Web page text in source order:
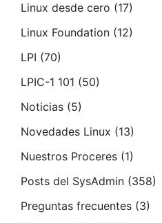
Linux desde cero (17)
Linux Foundation (12)
LPI (70)
LPIC-1 101 (50)
Noticias (5)
Novedades Linux (13)
Nuestros Proceres (1)
Posts del SysAdmin (358)
Preguntas frecuentes (3)